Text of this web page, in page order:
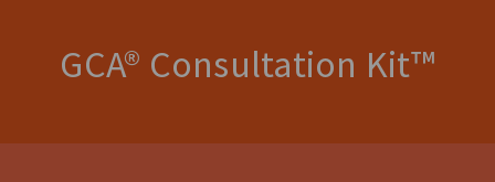
GCA® Consultation Kit™